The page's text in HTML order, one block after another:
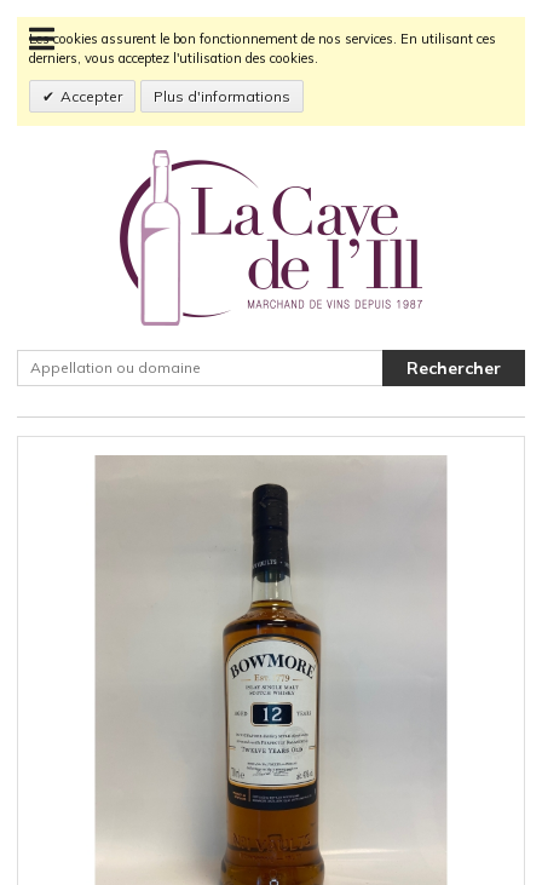
Les cookies assurent le bon fonctionnement de nos services. En utilisant ces
derniers, vous acceptez l'utilisation des cookies.
Accepter Plus d'informations